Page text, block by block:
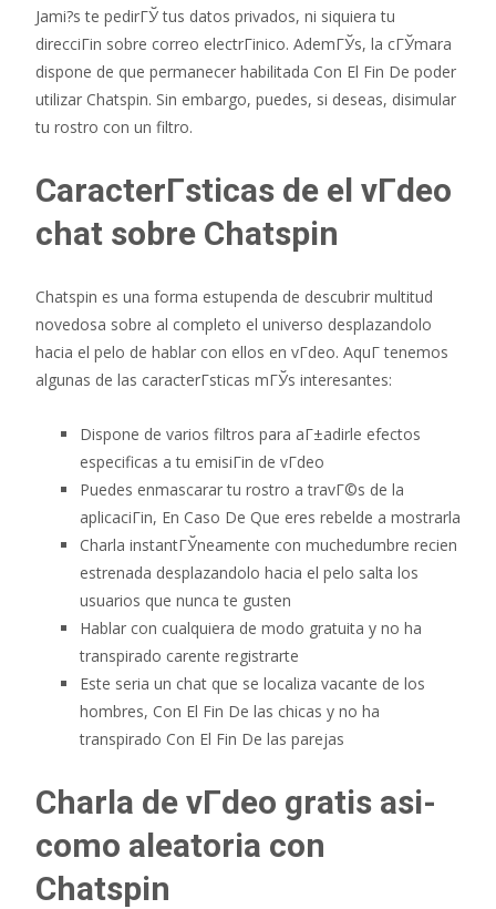
Jami?s te pedirГЎ tus datos privados, ni siquiera tu
direcciГіn sobre correo electrГіnico. AdemГЎs, la cГЎmara
dispone de que permanecer habilitada Con El Fin De poder
utilizar Chatspin. Sin embargo, puedes, si deseas, disimular
tu rostro con un filtro.
CaracterГ­sticas de el vГ­deo
chat sobre Chatspin
Chatspin es una forma estupenda de descubrir multitud
novedosa sobre al completo el universo desplazandolo
hacia el pelo de hablar con ellos en vГ­deo. AquГ­ tenemos
algunas de las caracterГ­sticas mГЎs interesantes:
Dispone de varios filtros para aГ±adirle efectos
especificas a tu emisiГіn de vГ­deo
Puedes enmascarar tu rostro a travГ©s de la
aplicaciГіn, En Caso De Que eres rebelde a mostrarla
Charla instantГЎneamente con muchedumbre recien
estrenada desplazandolo hacia el pelo salta los
usuarios que nunca te gusten
Hablar con cualquiera de modo gratuita y no ha
transpirado carente registrarte
Este seri­a un chat que se localiza vacante de los
hombres, Con El Fin De las chicas y no ha
transpirado Con El Fin De las parejas
Charla de vГ­deo gratis asi­
como aleatoria con
Chatspin